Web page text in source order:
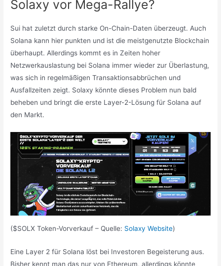
Solaxy vor Mega-Rallye?
Sui hat zuletzt durch starke On-Chain-Daten überzeugt. Auch
Solana kann hier punkten und ist die meistgenutzte Blockchain
überhaupt. Allerdings kommt es in Zeiten hoher
Netzwerkauslastung bei Solana immer wieder zur Überlastung,
was sich in regelmäßigen Transaktionsabbrüchen und
Ausfallzeiten zeigt. Solaxy könnte dieses Problem nun bald
beheben und bringt die erste Layer-2-Lösung für Solana auf
den Markt.
($SOLX Token-Vorverkauf – Quelle: Solaxy Website)
Eine Layer 2 für Solana löst bei Investoren Begeisterung aus.
Bisher kennt man das nur von Ethereum, allerdings könnte